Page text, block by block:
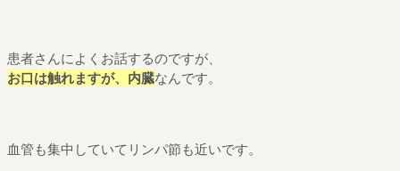
患者さんによくお話するのですが、
お口は触れますが、内臓なんです。
血管も集中していてリンパ節も近いです。